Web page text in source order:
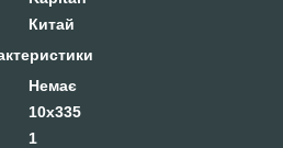
Китай
Немає
10x335
1